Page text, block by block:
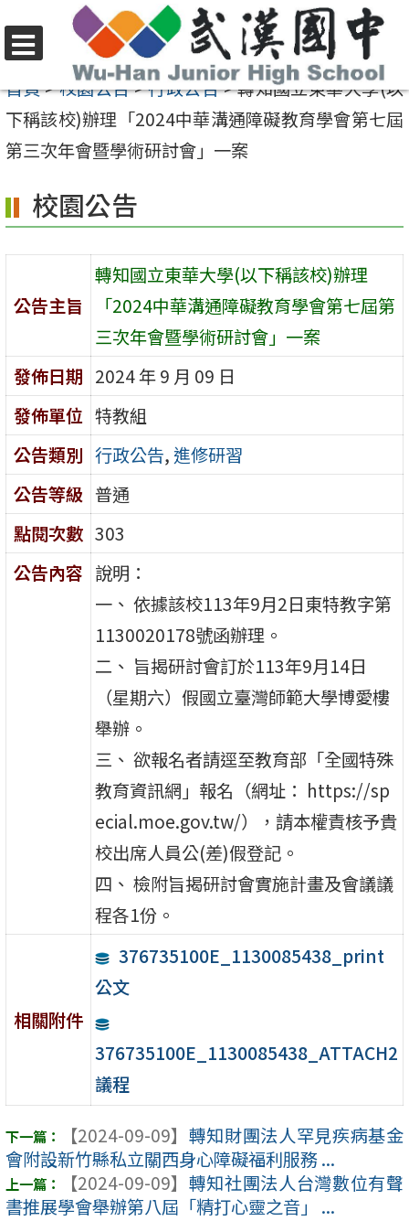
至
要
內
區
選
單
首頁>校園公告>行政公告>轉知國立東華大學(以
下稱該校)辦理「2024中華溝通障礙教育學會第七屆
第三次年會暨學術研討會」一案
校園公告
公告主旨
轉知國立東華大學(以下稱該校)辦理
「2024中華溝通障礙教育學會第七屆第
三次年會暨學術研討會」一案
發佈日期 2024 年 9 月 09 日
發佈單位 特教組
公告類別 行政公告,進修研習
公告等級 普通
點閱次數 303
公告內容 說明：
一、 依據該校113年9月2日東特教字第
1130020178號函辦理。
二、 旨揭研討會訂於113年9月14日
（星期六）假國立臺灣師範大學博愛樓
舉辦。
三、 欲報名者請逕至教育部「全國特殊
教育資訊網」報名（網址： https://sp
ecial.moe.gov.tw/），請本權責核予貴
校出席人員公(差)假登記。
四、 檢附旨揭研討會實施計畫及會議議
程各1份。
相關附件
376735100E_1130085438_print
公文
376735100E_1130085438_ATTACH2
議程
【2024-09-09】 轉知財團法人罕見疾病基金
會附設新竹縣私立關西身心障礙福利服務 ...
【2024-09-09】 轉知社團法人台灣數位有聲
書推展學會舉辦第八屆「精打心靈之音」 ...